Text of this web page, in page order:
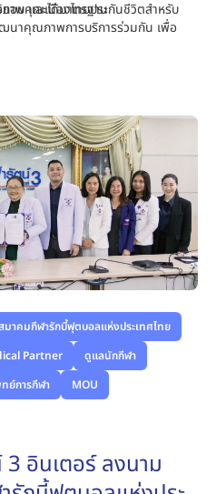
าพ และได้มาตรฐาน
อบคุณเมืองไทยประกันชีวิตสำหรับ
นาคุณภาพการบริการร่วมกัน เพื่อ
สุดให้แก่ผู้รับบริการต่อไป
มาคมกีฬารักบี้ฟุตบอลแห่งประเทศไทย
Partner
ดูแลนักกีฬา
ย์การกีฬา
MOU
อินเตอร์ ลงนาม